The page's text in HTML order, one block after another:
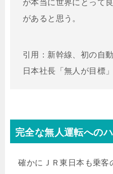
が本当に世界にとって
があると思う。
引用：新幹線、初の自
日本社長「無人が目標」
完全な無人運転への
確かにＪＲ東日本も乗客